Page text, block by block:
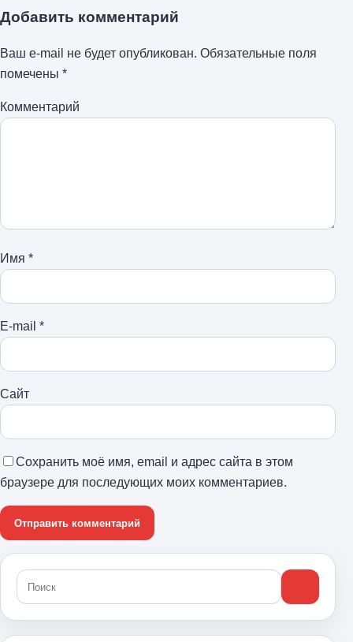
Добавить комментарий
Ваш e-mail не будет опубликован. Обязательные поля
помечены *
Комментарий
Имя *
E-mail *
Сайт
Сохранить моё имя, email и адрес сайта в этом
браузере для последующих моих комментариев.